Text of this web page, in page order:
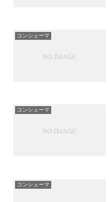
コンシューマ
コンシューマ
コンシューマ